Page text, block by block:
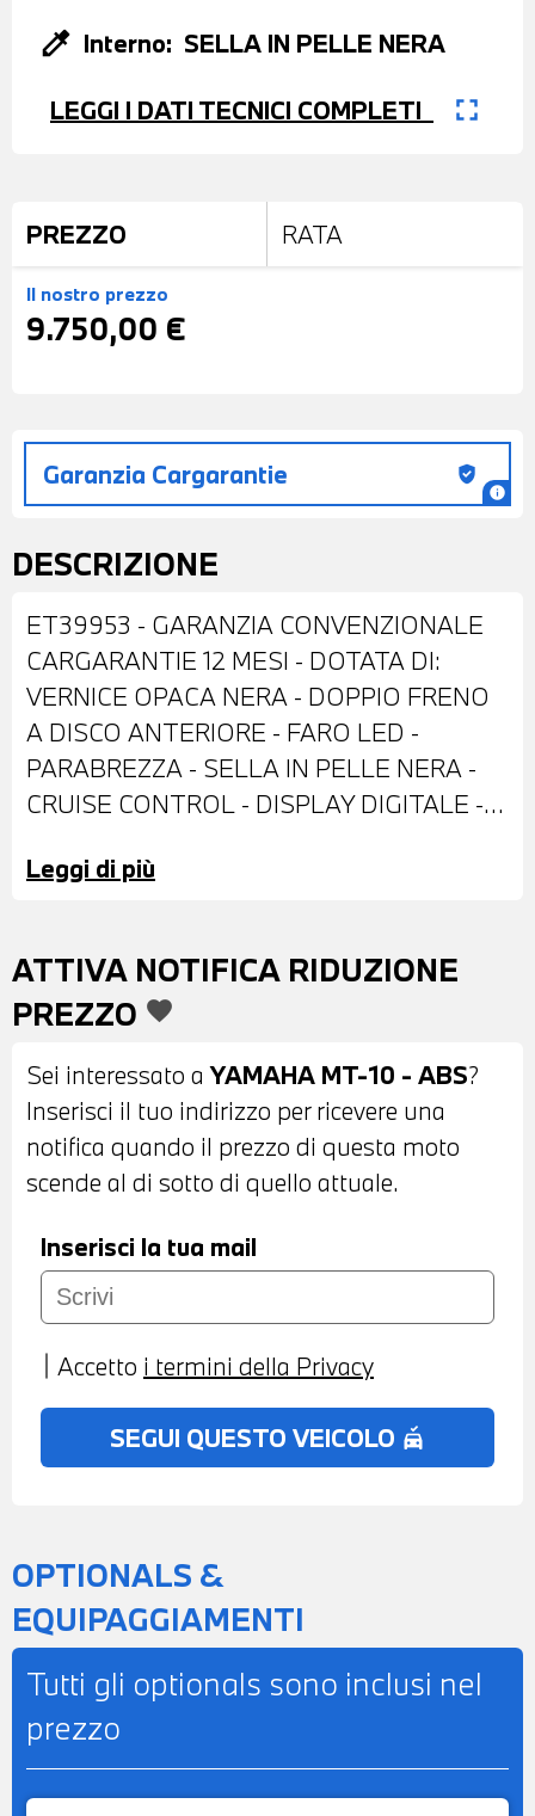
colorize Interno: SELLA IN PELLE NERA
LEGGI I DATI TECNICI COMPLETI fullscreen
PREZZO RATA
Il nostro prezzo
9.750,00 €
Garanzia Cargarantie gpp_good
info
DESCRIZIONE
ET39953 - GARANZIA CONVENZIONALE
CARGARANTIE 12 MESI - DOTATA DI:
VERNICE OPACA NERA - DOPPIO FRENO
A DISCO ANTERIORE - FARO LED -
PARABREZZA - SELLA IN PELLE NERA -
CRUISE CONTROL - DISPLAY DIGITALE -
DI FINANZIAMENTO ANCHE PER
Leggi di più
ATTIVA NOTIFICA RIDUZIONE
PREZZO favorite
Sei interessato aYAMAHA MT-10 - ABS?
Inserisci il tuo indirizzo per ricevere una
notifica quando il prezzo di questa moto
scende al di sotto di quello attuale.
Inserisci la tua mail
Accetto i termini della Privacy
SEGUI QUESTO VEICOLO no_crash
OPTIONALS &
EQUIPAGGIAMENTI
Tutti gli optionals sono inclusi nel
prezzo